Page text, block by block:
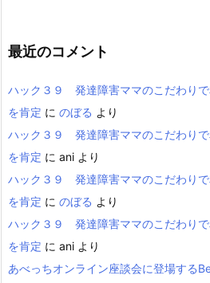
最近のコメント
ハック３９ 発達障害ママのこだわり
を肯定 に のぼる より
ハック３９ 発達障害ママのこだわり
を肯定 に ani より
ハック３９ 発達障害ママのこだわり
を肯定 に のぼる より
ハック３９ 発達障害ママのこだわり
を肯定 に ani より
あべっちオンライン座談会に登場する